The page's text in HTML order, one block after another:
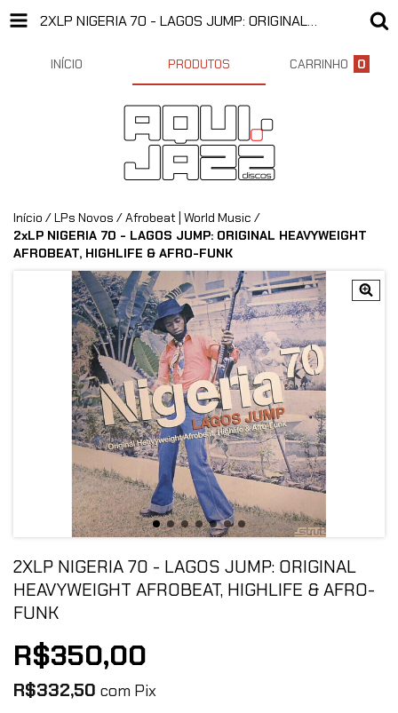
2XLP NIGERIA 70 - LAGOS JUMP: ORIGINAL HEAVYWEIGHT AFROBEAT, HIGHLIFE & AFRO-FUNK
INÍCIO PRODUTOS CARRINHO 0
Início /LPs Novos /Afrobeat | World Music /
2xLP NIGERIA 70 - LAGOS JUMP: ORIGINAL HEAVYWEIGHT
AFROBEAT, HIGHLIFE & AFRO-FUNK
2XLP NIGERIA 70 - LAGOS JUMP: ORIGINAL
HEAVYWEIGHT AFROBEAT, HIGHLIFE & AFRO-
FUNK
R$350,00
R$332,50 com Pix